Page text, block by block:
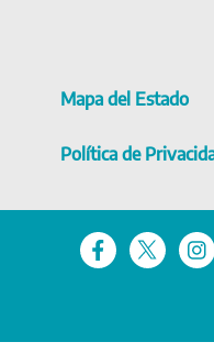
Mapa del Estado
Política de